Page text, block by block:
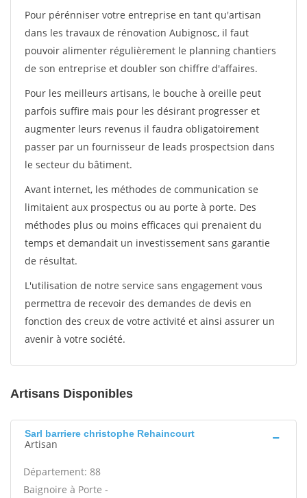
Pour pérénniser votre entreprise en tant qu'artisan
dans les travaux de rénovation Aubignosc, il faut
pouvoir alimenter régulièrement le planning chantiers
de son entreprise et doubler son chiffre d'affaires.
Pour les meilleurs artisans, le bouche à oreille peut
parfois suffire mais pour les désirant progresser et
augmenter leurs revenus il faudra obligatoirement
passer par un fournisseur de leads prospectsion dans
le secteur du bâtiment.
Avant internet, les méthodes de communication se
limitaient aux prospectus ou au porte à porte. Des
méthodes plus ou moins efficaces qui prenaient du
temps et demandait un investissement sans garantie
de résultat.
L'utilisation de notre service sans engagement vous
permettra de recevoir des demandes de devis en
fonction des creux de votre activité et ainsi assurer un
avenir à votre société.
Artisans Disponibles
Sarl barriere christophe Rehaincourt
Artisan
Département: 88
Baignoire à Porte -